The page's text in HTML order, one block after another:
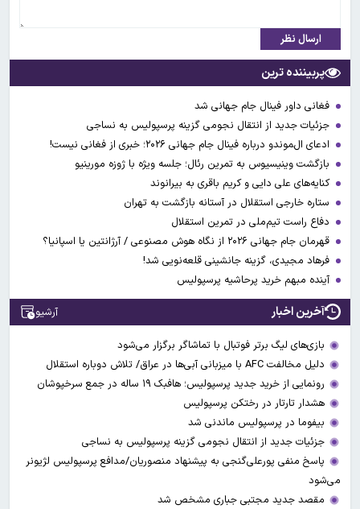
ارسال نظر
پربیننده ترین
فغانی داور فینال جام جهانی شد
جزئیات جدید از انتقال نجومی گزینه پرسپولیس به نساجی
ادعای ال‌‍موندو درباره فینال جام جهانی ۲۰۲۶؛ خبری از فغانی نیست!
بازگشت وینیسیوس به تمرین رئال؛ جلسه ویژه با ژوزه مورینیو
کنایه‌های علی دایی و کریم باقری به بیرانوند
ستاره خارجی استقلال در آستانه بازگشت به تهران
دفاع راست تیم‌ملی در تمرین استقلال
قهرمان جام جهانی ۲۰۲۶ از نگاه هوش مصنوعی / آرژانتین یا اسپانیا؟
فرهاد مجیدی، گزینه جانشینی قلعه‌نویی شد!
آینده مبهم خرید پرحاشیه پرسپولیس
آخرین اخبار آرشیو
بازی‌های لیگ برتر فوتبال با تماشاگر برگزار می‌شود
دلیل مخالفت AFC با میزبانی آبی‌ها در عراق/ تلاش دوباره استقلال
رونمایی از خرید جدید پرسپولیس؛ هافبک ۱۹ ساله در جمع سرخپوشان
هشدار تارتار در رختکن پرسپولیس
بیفوما در پرسپولیس ماندنی شد
جزئیات جدید از انتقال نجومی گزینه پرسپولیس به نساجی
پاسخ منفی پورعلی‌گنجی به پیشنهاد منصوریان/مدافع پرسپولیس لژیونر
می‌شود
مقصد جدید مجتبی جباری مشخص شد